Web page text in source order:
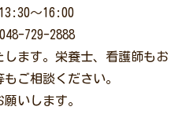
～16:00
2888
ます。栄養士、看護師もお
ご相談ください。
いします。